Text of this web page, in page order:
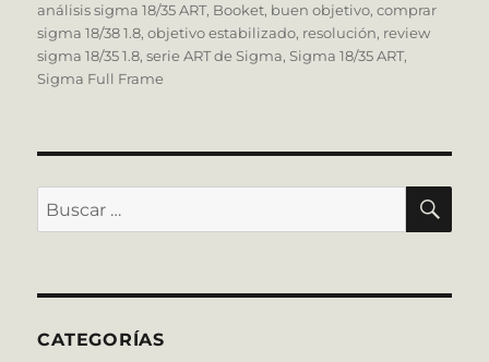
el
análisis sigma 18/35 ART, Booket, buen objetivo,comprar
sigma 18/38 1.8,objetivo estabilizado, resolución, review
sigma 18/35 1.8,serie ART de Sigma, Sigma 18/35 ART,
Sigma Full Frame
Buscar
por:
CATEGORÍAS